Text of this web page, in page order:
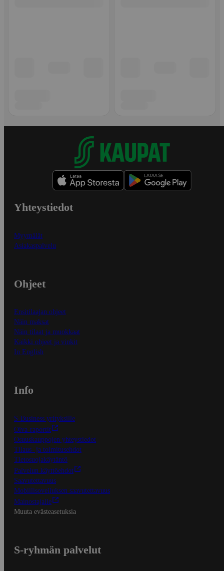
Yhteystiedot
Myymälät
Asiakaspalvelu
Ohjeet
Ensitilaajan ohjeet
Näin maksat
Näin tilaat ja muokkaat
Kaikki ohjeet ja vinkit
In English
Info
S-Business yrityksille
Oiva-raportit
Osuuskauppojen yhteystiedot
Tilaus- ja toimitusehdot
Tietosuojakäytäntö
Palvelun käyttöehdot
Saavutettavuus
Mobiilisovelluksen saavutettavuus
Mainostajalle
Muuta evästeasetuksia
S-ryhmän palvelut